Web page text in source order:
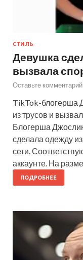
СТИЛЬ
Девушка
вызвала
Оставьте комментарий
TikTok-блогерша
из трусов и
Блогерша
сделала одежду
сети.
аккаунте. На
ПОДРОБНЕЕ